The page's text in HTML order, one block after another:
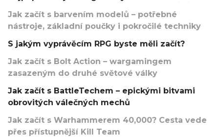
Jak začít s barvením modelů – potřebné
nástroje, základní poučky i pokročilé techniky
S jakým vyprávěcím RPG byste měli začít?
Jak začít s Bolt Action – wargamingem
zasazeným do druhé světové války
Jak začít s BattleTechem – epickými bitvami
obrovitých válečných mechů
Jak začít s Warhammerem 40,000? Cesta vede
přes přístupnější Kill Team